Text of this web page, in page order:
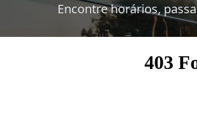
Encontre horários,